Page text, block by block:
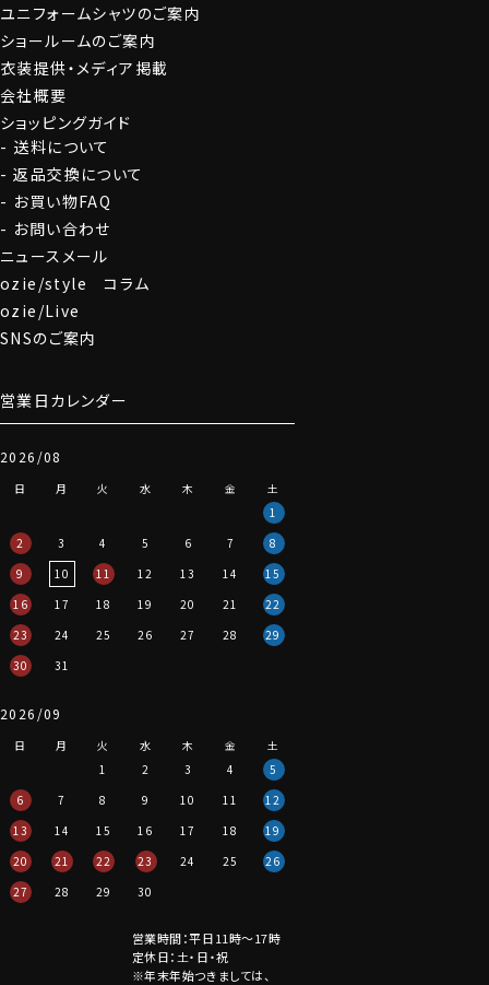
グローブ
ユニフォームシャツのご案内
ショールームのご案内
衣装提供・メディア掲載
会社概要
ショッピングガイド
送料について
返品交換について
お買い物FAQ
お問い合わせ
ニュースメール
ozie/style コラム
ozie/Live
SNSのご案内
営業日カレンダー
2026/08
日 月 火 水 木 金
土
1
2
3 4 5 6 7
8
9
10 11 12 13 14
15
16
17 18 19 20 21
22
23
24 25 26 27 28
29
30
31
2026/09
日 月 火 水 木 金
土
1
2 3 4
5
6
7 8 9 10 11
12
13
14 15 16 17 18
19
20
21 22 23 24 25
26
27
28 29 30
営業時間：平日11時～17時
定休日：土・日・祝
※年末年始つきましては、